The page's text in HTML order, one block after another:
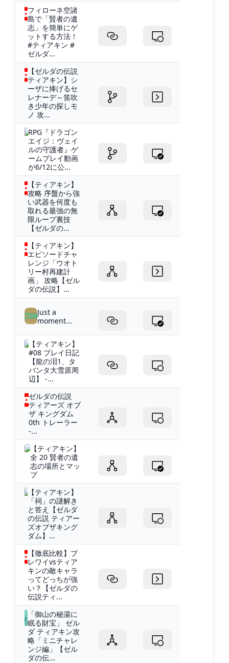
フィローネ空諸
島で「賢者の遺
志」を簡単にゲ
ットする方法！
#ティアキン #
ゼルダ...
【ゼルダの伝説
ティアキン】シ
ーザに捧げるセ
レナーデ～笛吹
き少年の探しモ
ノ 攻...
RPG『ドラゴン
エイジ：ヴェイ
ルの守護者』ゲ
ームプレイ動画
が6/12に公...
【ティアキン】
攻略 序盤から強
い武器を何度も
取れる最強の無
限ループ裏技
【ゼルダの...
【ティアキン】
エピソードチャ
レンジ「ウオト
リー村再建計
画」 攻略【ゼル
ダの伝説】...
Just a
moment...
【ティアキン】
#08 プレイ日記
【龍の泪1、タ
バンタ大雪原周
辺】 -...
ゼルダの伝説
ティアーズ オブ
ザ キングダム
0th トレーラー
-...
【ティアキン】
全 20 賢者の遺
志の場所とマッ
プ
【ティアキン】
「祠」の謎解き
と答え【ゼルダ
の伝説 ティアー
ズオブザキング
ダム】...
【徹底比較】ブ
レワイvsティア
キンの敵キャラ
ってどっちが強
い？【ゼルダの
伝説ティ...
「御山の秘湯に
眠る財宝」 ゼル
ダ ティアキン攻
略「ミニチャレ
ンジ編」【ゼル
ダの伝...